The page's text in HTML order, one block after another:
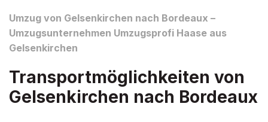
Umzug von Gelsenkirchen nach Bordeaux –
Umzugsunternehmen Umzugsprofi Haase aus
Gelsenkirchen
Transportmöglichkeiten von
Gelsenkirchen nach Bordeaux